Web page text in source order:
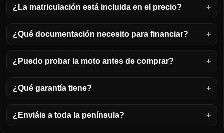
¿La matriculación está incluida en el precio?
¿Qué documentación necesito para financiar?
¿Puedo probar la moto antes de comprar?
¿Qué garantía tiene?
¿Enviáis a toda la península?